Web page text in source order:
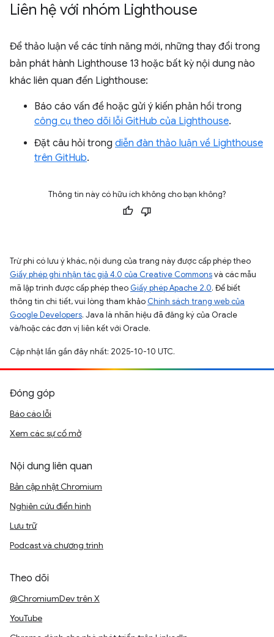
Liên hệ với nhóm Lighthouse
Để thảo luận về các tính năng mới, những thay đổi trong
bản phát hành Lighthouse 13 hoặc bất kỳ nội dung nào
khác liên quan đến Lighthouse:
Báo cáo vấn đề hoặc gửi ý kiến phản hồi trong
công cụ theo dõi lỗi GitHub của Lighthouse.
Đặt câu hỏi trong diễn đàn thảo luận về Lighthouse
trên GitHub.
Thông tin này có hữu ích không cho bạn không?
Trừ phi có lưu ý khác, nội dung của trang này được cấp phép theo
Giấy phép ghi nhận tác giả 4.0 của Creative Commonsvà các mẫu
mã lập trình được cấp phép theo Giấy phép Apache 2.0. Để biết
thông tin chi tiết, vui lòng tham khảo Chính sách trang web của
Google Developers. Java là nhãn hiệu đã đăng ký của Oracle
và/hoặc các đơn vị liên kết với Oracle.
Cập nhật lần gần đây nhất: 2025-10-10 UTC.
Đóng góp
Báo cáo lỗi
Xem các sự cố mở
Nội dung liên quan
Bản cập nhật Chromium
Nghiên cứu điển hình
Lưu trữ
Podcast và chương trình
Theo dõi
@ChromiumDev trên X
YouTube